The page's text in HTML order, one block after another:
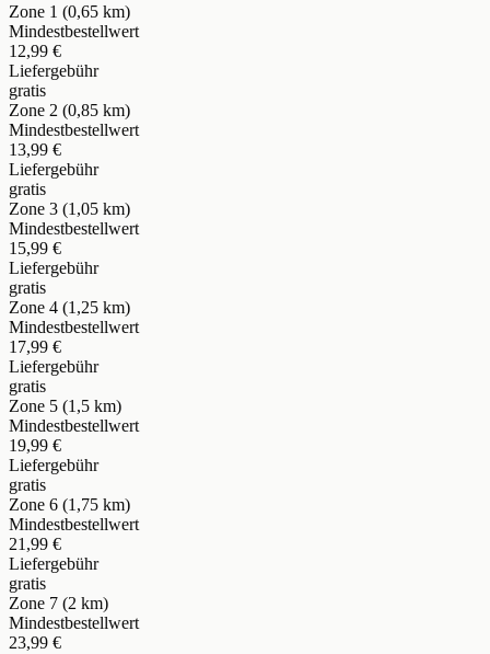
Zone 1 (0,65 km)
Mindestbestellwert
12,99 €
Liefergebühr
gratis
Zone 2 (0,85 km)
Mindestbestellwert
13,99 €
Liefergebühr
gratis
Zone 3 (1,05 km)
Mindestbestellwert
15,99 €
Liefergebühr
gratis
Zone 4 (1,25 km)
Mindestbestellwert
17,99 €
Liefergebühr
gratis
Zone 5 (1,5 km)
Mindestbestellwert
19,99 €
Liefergebühr
gratis
Zone 6 (1,75 km)
Mindestbestellwert
21,99 €
Liefergebühr
gratis
Zone 7 (2 km)
Mindestbestellwert
23,99 €